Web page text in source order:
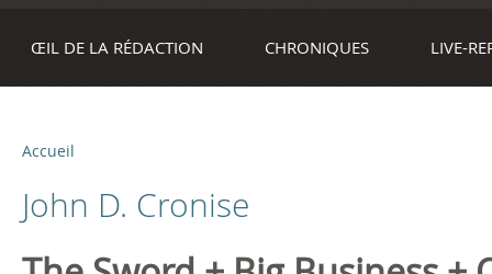
ŒIL DE LA RÉDACTION CHRONIQUES LIVE-
V
o
u
Accueil
John D. Cronise